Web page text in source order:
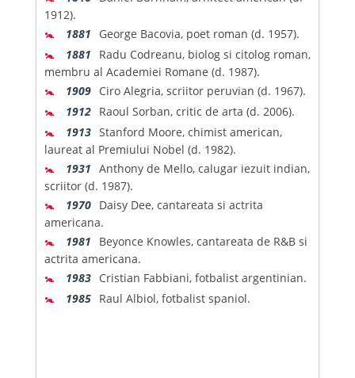
1912).
🚼 1881 George Bacovia, poet roman (d. 1957).
🚼 1881
Radu Codreanu, biolog si citolog roman,
membru al Academiei Romane (d. 1987).
🚼 1909 Ciro Alegria, scriitor peruvian (d. 1967).
🚼 1912 Raoul Sorban, critic de arta (d. 2006).
🚼 1913 Stanford Moore, chimist american,
laureat al Premiului Nobel (d. 1982).
🚼 1931 Anthony de Mello, calugar iezuit indian,
scriitor (d. 1987).
🚼 1970 Daisy Dee, cantareata si actrita
americana.
🚼 1981
Beyonce Knowles, cantareata de R&B si
actrita americana.
🚼 1983 Cristian Fabbiani, fotbalist argentinian.
🚼 1985 Raul Albiol, fotbalist spaniol.